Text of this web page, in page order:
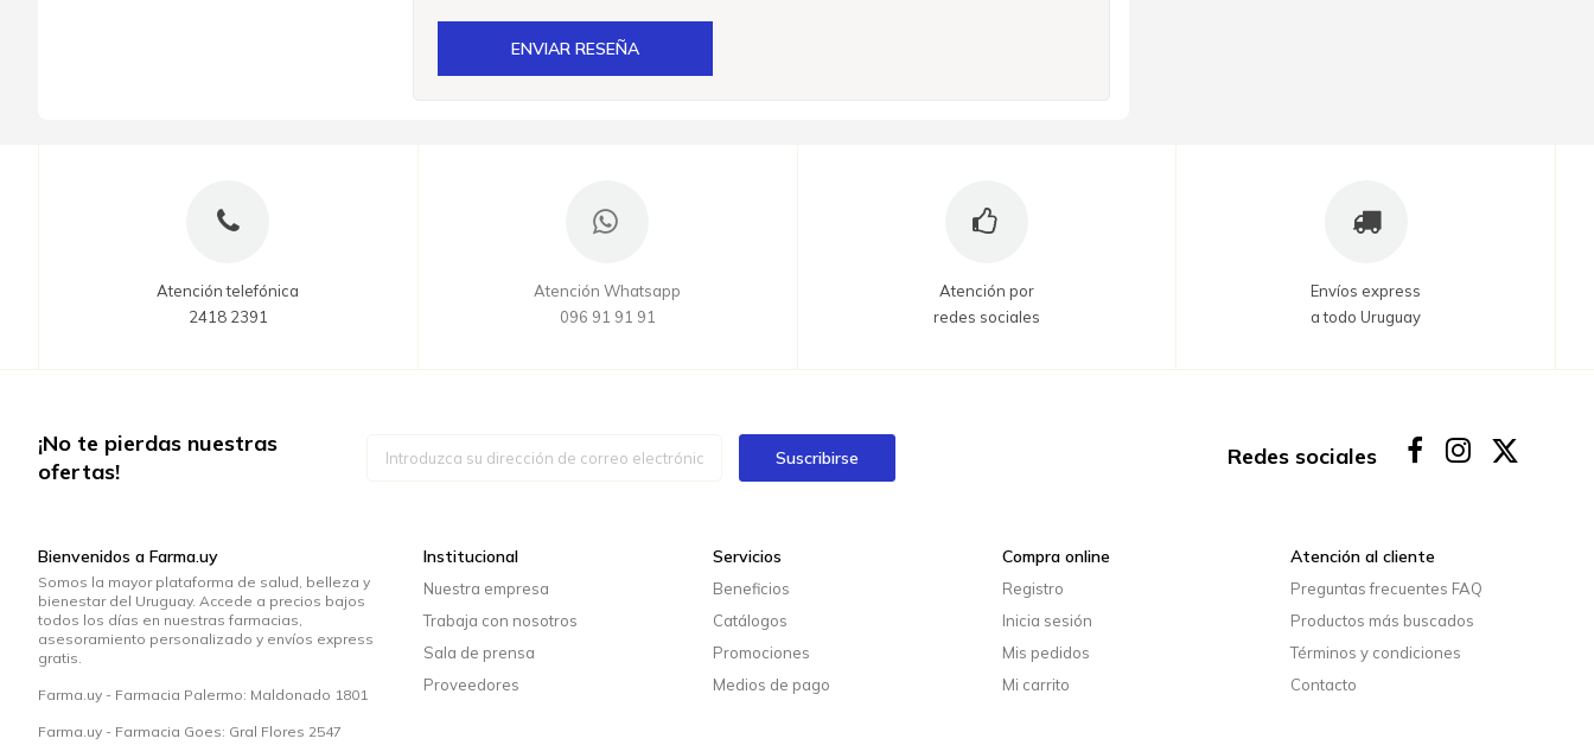
ENVIAR RESEÑA
Atención telefónica
2418 2391
Atención Whatsapp
096 91 91 91
Atención por
redes sociales
Envíos express
a todo Uruguay
¡No te pierdas nuestras
ofertas!
Suscribirse Redes sociales
Bienvenidos a Farma.uy
Somos la mayor plataforma de salud, belleza y
bienestar del Uruguay. Accede a precios bajos
todos los días en nuestras farmacias,
asesoramiento personalizado y envíos express
gratis.
Farma.uy - Farmacia Palermo: Maldonado 1801
Farma.uy - Farmacia Goes: Gral Flores 2547
Institucional
Nuestra empresa
Trabaja con nosotros
Sala de prensa
Proveedores
Servicios
Beneficios
Catálogos
Promociones
Medios de pago
Compra online
Registro
Inicia sesión
Mis pedidos
Mi carrito
Atención al cliente
Preguntas frecuentes FAQ
Productos más buscados
Términos y condiciones
Contacto